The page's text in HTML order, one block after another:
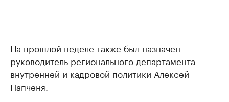
На прошлой неделе также был назначен
руководитель регионального департамента
внутренней и кадровой политики Алексей
Папченя.